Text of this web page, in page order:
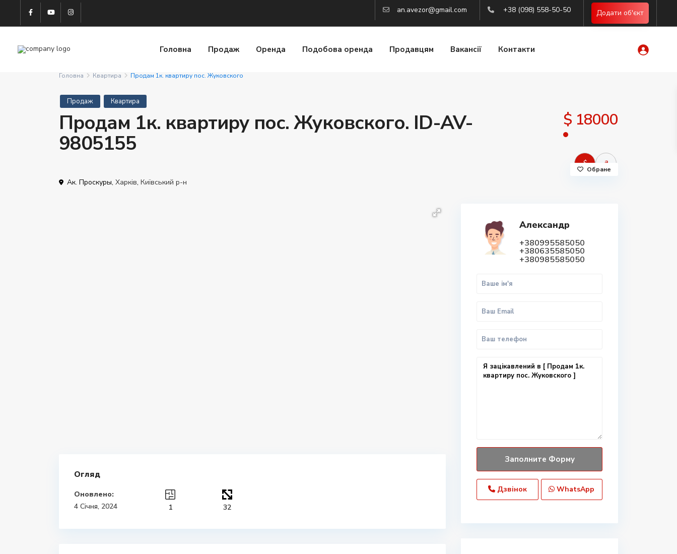
an.avezor@gmail.com +38 (098) 558-50-50 Додати об'єкт
Головна Продаж Оренда Подобова оренда Продавцям Вакансії Контакти
Головна Квартира Продам 1к. квартиру пос. Жуковского
Продаж Квартира
Продам 1к. квартиру пос. Жуковского. ID-AV-
9805155
$ 18000
$ ₴
Ак. Проскуры, Харків, Київський р-н
Обране
Огляд
Оновлено:
4 Січня, 2024
1 32
Александр
+380995585050
+380635585050
+380985585050
Дзвінок WhatsApp